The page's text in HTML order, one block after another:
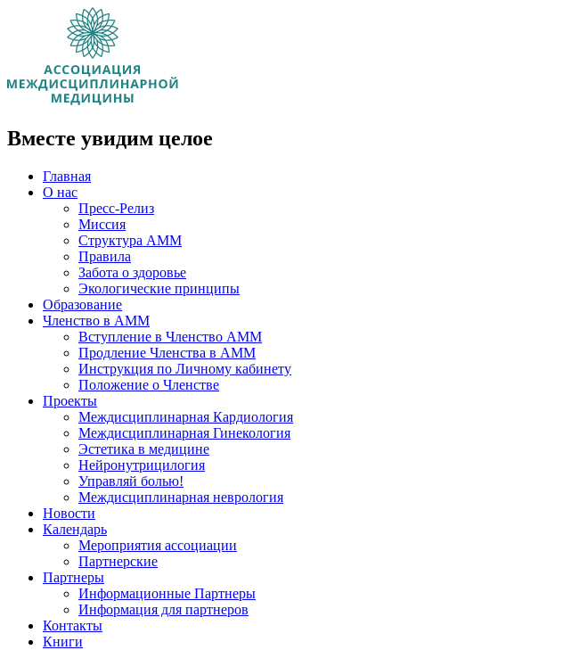
Вместе увидим целое
Главная
О нас
Пресс-Релиз
Миссия
Структура АММ
Правила
Забота о здоровье
Экологические принципы
Образование
Членство в АММ
Вступление в Членство АММ
Продление Членства в АММ
Инструкция по Личному кабинету
Положение о Членстве
Проекты
Междисциплинарная Кардиология
Междисциплинарная Гинекология
Эстетика в медицине
Нейронутрицилогия
Управляй болью!
Междисциплинарная неврология
Новости
Календарь
Мероприятия ассоциации
Партнерские
Партнеры
Информационные Партнеры
Информация для партнеров
Контакты
Книги